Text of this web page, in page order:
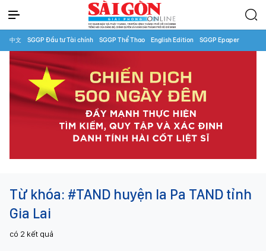
中文 SGGP Đầu tư Tài chính SGGP Thể Thao English Edition SGGP Epaper
Từ khóa: #TAND huyện Ia Pa TAND tỉnh
Gia Lai
có 2 kết quả